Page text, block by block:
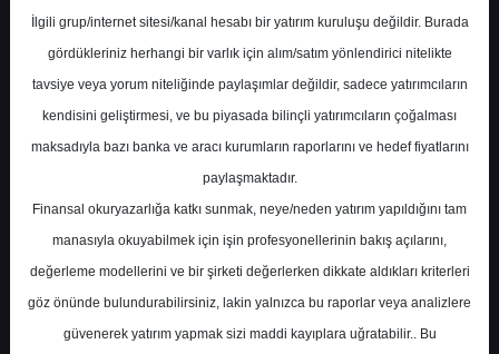
En Yüksek Tahmin
Ortalama Fiyat Tahmini
Ortalama Getiri Potansiyeli
Kurum Sayısı
11
İlgili grup/internet sitesi/kanal hesabı bir yatırım kuruluşu değildir. Burada
gördükleriniz herhangi bir varlık için alım/satım yönlendirici nitelikte
tavsiye veya yorum niteliğinde paylaşımlar değildir, sadece yatırımcıların
kendisini geliştirmesi, ve bu piyasada bilinçli yatırımcıların çoğalması
maksadıyla bazı banka ve aracı kurumların raporlarını ve hedef fiyatlarını
paylaşmaktadır.
Finansal okuryazarlığa katkı sunmak, neye/neden yatırım yapıldığını tam
manasıyla okuyabilmek için işin profesyonellerinin bakış açılarını,
değerleme modellerini ve bir şirketi değerlerken dikkate aldıkları kriterleri
göz önünde bulundurabilirsiniz, lakin yalnızca bu raporlar veya analizlere
güvenerek yatırım yapmak sizi maddi kayıplara uğratabilir.. Bu